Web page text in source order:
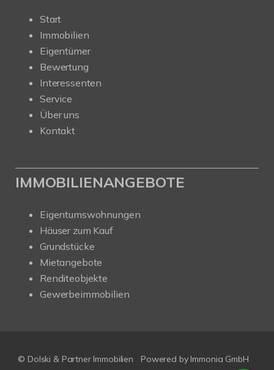
Start
Immobilien
Eigentümer
Bewertung
Interessenten
Service
Über uns
Kontakt
IMMOBILIENANGEBOTE
Eigentumswohnungen
Häuser zum Kauf
Grundstücke
Mietangebote
Renditeobjekte
Gewerbeimmobilien
© Dolski & Partner Immobilien Powered by Immonia GmbH